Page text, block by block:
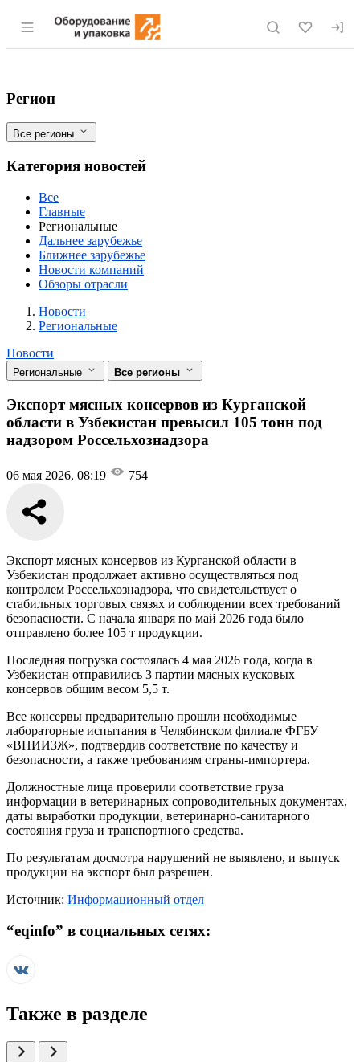
Раздел навигации по сайту eqinfo.ru
Экспорт мясных консервов из
Фильтры
Регион
Все регионы
Категория новостей
Все
Главные
Региональные
Дальнее зарубежье
Ближнее зарубежье
Новости компаний
Обзоры отрасли
Новости
Разделы
Новости
Региональные
Новости
Региональные Все регионы
Экспорт мясных консервов из Курганской
области в Узбекистан превысил 105 тонн под
надзором Россельхознадзора
06 мая 2026, 08:19 754
Экспорт мясных консервов из Курганской области в
Узбекистан продолжает активно осуществляться под
контролем Россельхознадзора, что свидетельствует о
стабильных торговых связях и соблюдении всех требований
безопасности. С начала января по май 2026 года было
отправлено более 105 т продукции.
Последняя погрузка состоялась 4 мая 2026 года, когда в
Узбекистан отправились 3 партии мясных кусковых
консервов общим весом 5,5 т.
Все консервы предварительно прошли необходимые
лабораторные испытания в Челябинском филиале ФГБУ
«ВНИИЗЖ», подтвердив соответствие по качеству и
безопасности, а также требованиям страны-импортера.
Должностные лица проверили соответствие груза
информации в ветеринарных сопроводительных документах,
даты выработки продукции, ветеринарно-санитарного
состояния груза и транспортного средства.
По результатам досмотра нарушений не выявлено, и выпуск
продукции на экспорт был разрешен.
Источник: Информационный отдел
“eqinfo” в социальных сетях:
Также в разделе